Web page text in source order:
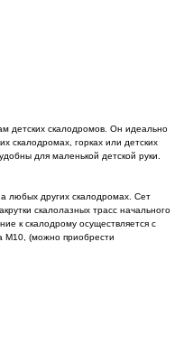
детских скалодромов. Он идеально
скалодромах, горках или детских
для маленькой детской руки.
любых других скалодромах. Сет
скалолазных трасс начального
к скалодрому осуществляется с
M10, (можно приобрести